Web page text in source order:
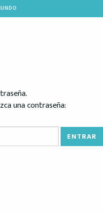
una contraseña: